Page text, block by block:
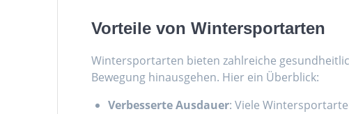
Vorteile von Wintersportarten
Wintersportarten bieten zahlreiche
Bewegung hinausgehen. Hier ein Überblick:
Verbesserte Ausdauer: Viele